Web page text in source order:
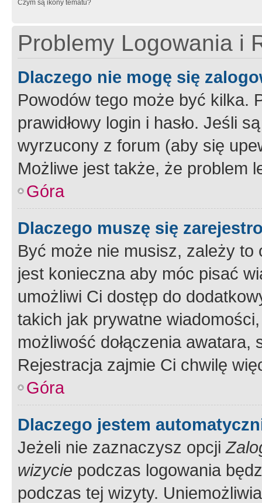
Czym są ikony tematu?
Problemy Logowania i
Dlaczego nie mogę się
Powodów tego może być kilka.
prawidłowy login i hasło. Jeśli
wyrzucony z forum (aby się
Możliwe jest także, że problem
Góra
Dlaczego muszę się
Być może nie musisz, zależy
jest konieczna aby móc pisać
umożliwi Ci dostęp do
takich jak prywatne
możliwość dołączenia
Rejestracja zajmie Ci chwilę
Góra
Dlaczego jestem
Jeżeli nie zaznaczysz opcji
wizycie podczas logowania
podczas tej wizyty.